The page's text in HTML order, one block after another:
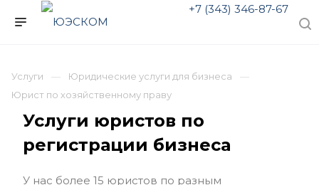
+7 (343) 346-87-67
Услуги
Юридические услуги для бизнеса
Юрист по хозяйственному праву
Услуги юристов по
регистрации бизнеса
У нас более 15 юристов по разным